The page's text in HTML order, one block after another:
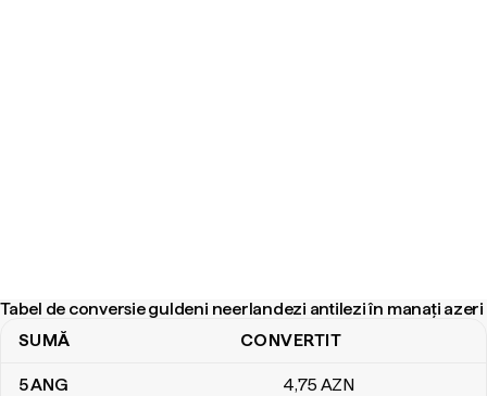
Tabel de conversie guldeni neerlandezi antilezi în manați azeri
Tabel de conversie guldeni neerlandezi antilezi în manați azeri
SUMĂ CONVERTIT
5ANG 4,75 AZN